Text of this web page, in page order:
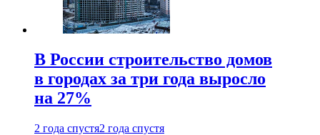
В России строительство домов
в городах за три года выросло
на 27%
2 года спустя2 года спустя